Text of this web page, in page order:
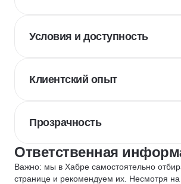
Условия и доступность
Клиентский опыт
Прозрачность
Ответственная
Важно: мы в Хабре самостоятельно
странице и рекомендуем их. Несмотря